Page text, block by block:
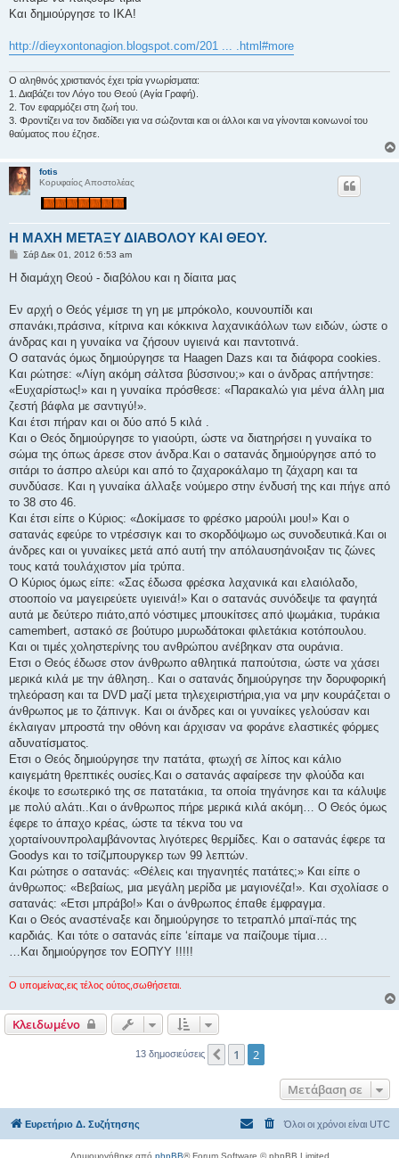
Και δημιούργησε το ΙΚΑ!
http://dieyxontonagion.blogspot.com/201 ... .html#more
Ο αληθινός χριστιανός έχει τρία γνωρίσματα:
1. Διαβάζει τον Λόγο του Θεού (Αγία Γραφή).
2. Τον εφαρμόζει στη ζωή του.
3. Φροντίζει να τον διαδίδει για να σώζονται και οι άλλοι και να γίνονται κοινωνοί του
θαύματος που έζησε.
fotis
Κορυφαίος Αποστολέας
Η ΜΑΧΗ ΜΕΤΑΞΥ ΔΙΑΒΟΛΟΥ ΚΑΙ ΘΕΟΥ.
Δ
μ
ί
υ
σ
Σάβ Δεκ 01, 2012 6:53 am
Η διαμάχη Θεού - διαβόλου και η δίαιτα μας
Εν αρχή ο Θεός γέμισε τη γη με μπρόκολο, κουνουπίδι και
σπανάκι,πράσινα, κίτρινα και κόκκινα λαχανικάόλων των ειδών, ώστε ο
άνδρας και η γυναίκα να ζήσουν υγιεινά και παντοτινά.
Ο σατανάς όμως δημιούργησε τα Haagen Dazs και τα διάφορα cookies.
Και ρώτησε: «Λίγη ακόμη σάλτσα βύσσινου;» και ο άνδρας απήντησε:
«Ευχαρίστως!» και η γυναίκα πρόσθεσε: «Παρακαλώ για μένα άλλη μια
ζεστή βάφλα με σαντιγύ!».
Και έτσι πήραν και οι δύο από 5 κιλά .
Και ο Θεός δημιούργησε το γιαούρτι, ώστε να διατηρήσει η γυναίκα το
σώμα της όπως άρεσε στον άνδρα.Και ο σατανάς δημιούργησε από το
σιτάρι το άσπρο αλεύρι και από το ζαχαροκάλαμο τη ζάχαρη και τα
συνδύασε. Και η γυναίκα άλλαξε νούμερο στην ένδυσή της και πήγε από
το 38 στο 46.
Και έτσι είπε ο Κύριος: «Δοκίμασε το φρέσκο μαρούλι μου!» Και ο
σατανάς εφεύρε το ντρέσσιγκ και το σκορδόψωμο ως συνοδευτικά.Και οι
άνδρες και οι γυναίκες μετά από αυτή την απόλαυσηάνοιξαν τις ζώνες
τους κατά τουλάχιστον μία τρύπα.
Ο Κύριος όμως είπε: «Σας έδωσα φρέσκα λαχανικά και ελαιόλαδο,
στοοποίο να μαγειρεύετε υγιεινά!» Και ο σατανάς συνόδεψε τα φαγητά
αυτά με δεύτερο πιάτο,από νόστιμες μπουκίτσες από ψωμάκια, τυράκια
camembert, αστακό σε βούτυρο μυρωδάτοκαι φιλετάκια κοτόπουλου.
Και οι τιμές χοληστερίνης του ανθρώπου ανέβηκαν στα ουράνια.
Ετσι ο Θεός έδωσε στον άνθρωπο αθλητικά παπούτσια, ώστε να χάσει
μερικά κιλά με την άθληση.. Και ο σατανάς δημιούργησε την δορυφορική
τηλεόραση και τα DVD μαζί μετα τηλεχειριστήρια,για να μην κουράζεται ο
άνθρωπος με το ζάπινγκ. Και οι άνδρες και οι γυναίκες γελούσαν και
έκλαιγαν μπροστά την οθόνη και άρχισαν να φοράνε ελαστικές φόρμες
αδυνατίσματος.
Ετσι ο Θεός δημιούργησε την πατάτα, φτωχή σε λίπος και κάλιο
καιγεμάτη θρεπτικές ουσίες.Και ο σατανάς αφαίρεσε την φλούδα και
έκοψε το εσωτερικό της σε πατατάκια, τα οποία τηγάνησε και τα κάλυψε
με πολύ αλάτι..Και ο άνθρωπος πήρε μερικά κιλά ακόμη… Ο Θεός όμως
έφερε το άπαχο κρέας, ώστε τα τέκνα του να
χορταίνουνπρολαμβάνοντας λιγότερες θερμίδες. Και ο σατανάς έφερε τα
Goodys και το τσίζμπουργκερ των 99 λεπτών.
Και ρώτησε ο σατανάς: «Θέλεις και τηγανητές πατάτες;» Και είπε ο
άνθρωπος: «Βεβαίως, μια μεγάλη μερίδα με μαγιονέζα!». Kαι σχολίασε ο
σατανάς: «Ετσι μπράβο!» Και ο άνθρωπος έπαθε έμφραγμα.
Και ο Θεός αναστέναξε και δημιούργησε το τετραπλό μπαϊ-πάς της
καρδιάς. Και τότε ο σατανάς είπε ‘είπαμε να παίζουμε τίμια…
…Και δημιούργησε τον ΕΟΠΥΥ !!!!!
Ο υπομείνας,εις τέλος ούτος,σωθήσεται.
Κλειδωμένο
13 δημοσιεύσεις Προηγούμενη
1 2
Μετάβαση σε
Ευρετήριο Δ. Συζήτησης Όλοι οι χρόνοι είναι UTC
Δημιουργήθηκε από phpBB® Forum Software © phpBB Limited